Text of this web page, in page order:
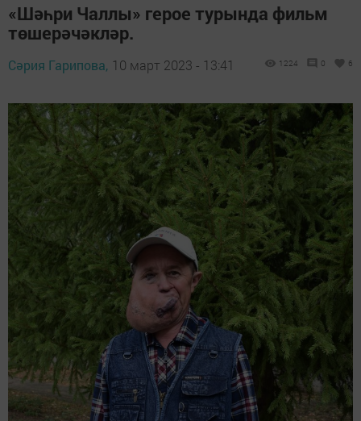
«Шәһри Чаллы» герое турында фильм
төшерәчәкләр.
Сәрия Гарипова, 10 март 2023 - 13:41 1224 0 6